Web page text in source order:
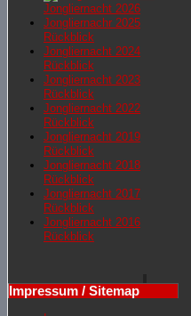
Jongliernacht 2026
Jongliernachr 2025
Rückblick
Jongliernacht 2024
Rückblick
Jongliernacht 2023
Rückblick
Jongliernacht 2022
Rückblick
Jongliernacht 2019
Rückblick
Jongliernacht 2018
Rückblick
Jongliernacht 2017
Rückblick
Jongliernacht 2016
Rückblick
Impressum / Sitemap